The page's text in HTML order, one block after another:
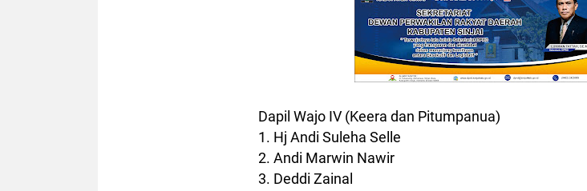
Dapil Wajo IV (Keera dan Pitumpanua)
1. Hj Andi Suleha Selle
2. Andi Marwin Nawir
3. Deddi Zainal